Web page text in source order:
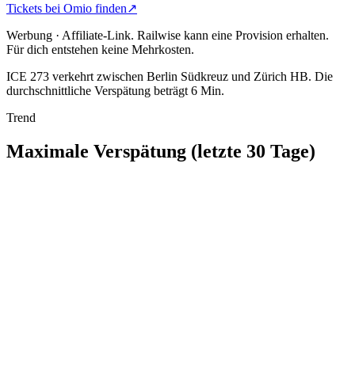
Tickets bei Omio finden↗
Werbung · Affiliate-Link. Railwise kann eine Provision erhalten.
Für dich entstehen keine Mehrkosten.
ICE 273 verkehrt zwischen Berlin Südkreuz und Zürich HB. Die
durchschnittliche Verspätung beträgt 6 Min.
Trend
Maximale Verspätung (letzte 30 Tage)